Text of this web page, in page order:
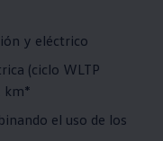
y eléctrico
(ciclo WLTP
km*
el uso de los